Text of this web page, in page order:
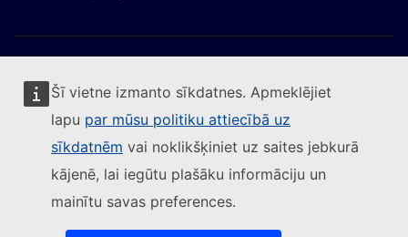
Šī vietne izmanto sīkdatnes. Apmeklējiet
lapu par mūsu politiku attiecībā uz
sīkdatnēm vai noklikšķiniet uz saites jebkurā
kājenē, lai iegūtu plašāku informāciju un
mainītu savas preferences.
Sekojiet Eiropas Komisijai
Sazinieties ar mums(Ārēja saite)
Ziņot par IT ievainojamību(Ārēja saite)
Valodas mūsu tīmekļvietnēs(Ārēja saite)